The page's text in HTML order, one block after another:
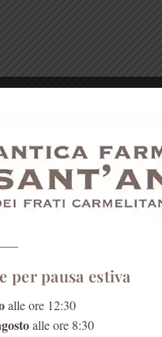
COSMETICI ALLA ROSA
per pausa estiva
alle ore 12:30
alle ore 8:30